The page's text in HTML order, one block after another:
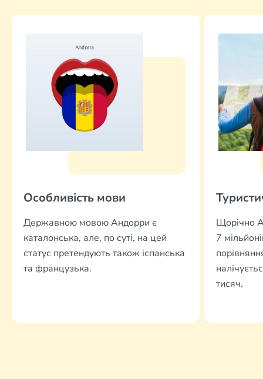
Особливість мови
Державною мовою Андорри є
каталонська, але, по суті, на цей
статус претендують також іспанська
та французька.
Щорічно
7
тисяч.